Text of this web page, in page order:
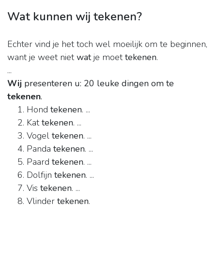
Wat kunnen wij tekenen?
Echter vind je het toch wel moeilijk om te beginnen,
want je weet nietwatje moettekenen.
...
Wij presenteren u: 20 leuke dingen om te
tekenen.
Hond tekenen. ...
Kattekenen. ...
Vogel tekenen. ...
Panda tekenen. ...
Paard tekenen. ...
Dolfijn tekenen. ...
Vis tekenen. ...
Vlinder tekenen.